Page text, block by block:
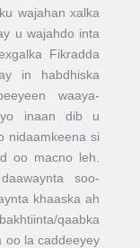
wajahan xalka
u wajahdo inta
Fikradda
in habdhiska
waaya-
inaan dib u
nidaamkeena si
oo macno leh.
soo-
khaaska ah
qaabka
oo la caddeeyey